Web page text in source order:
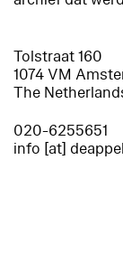
Tolstraat 160
1074 VM
The
020-6255651
info [at]